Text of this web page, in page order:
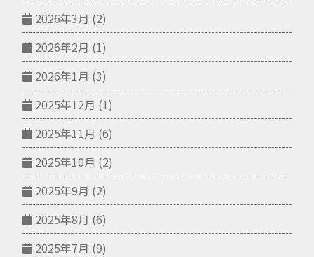
2026年3月 (2)
2026年2月 (1)
2026年1月 (3)
2025年12月 (1)
2025年11月 (6)
2025年10月 (2)
2025年9月 (2)
2025年8月 (6)
2025年7月 (9)